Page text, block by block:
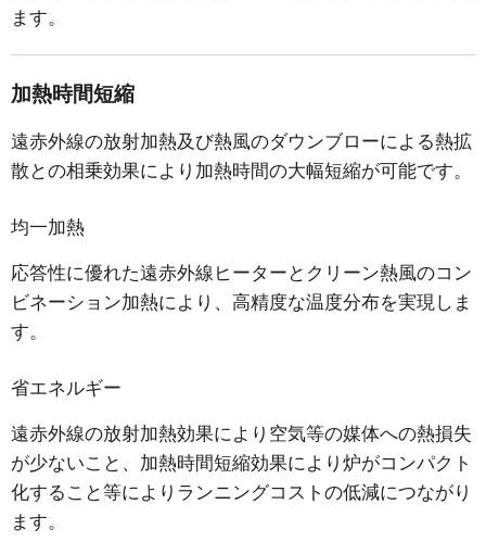
ます。
加熱時間短縮
遠赤外線の放射加熱及び熱風のダウンブローによる熱拡
散との相乗効果により加熱時間の大幅短縮が可能です。
均一加熱
応答性に優れた遠赤外線ヒーターとクリーン熱風のコン
ビネーション加熱により、高精度な温度分布を実現しま
す。
省エネルギー
遠赤外線の放射加熱効果により空気等の媒体への熱損失
が少ないこと、加熱時間短縮効果により炉がコンパクト
化すること等によりランニングコストの低減につながり
ます。